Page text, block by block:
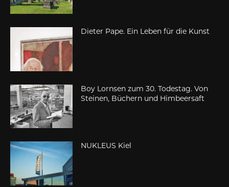
Dieter Pape. Ein Leben für die Kunst
Boy Lornsen zum 30. Todestag. Von
Steinen, Büchern und Himbeersaft
NUKLEUS Kiel